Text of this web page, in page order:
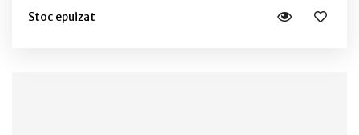
Stoc epuizat